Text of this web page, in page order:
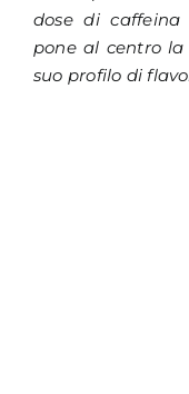
dose di caffeina
pone al centro
suo profilo di